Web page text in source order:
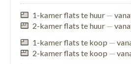
1-kamer flats te huur —
2-kamer flats te huur —
1-kamer flats te koop —
2-kamer flats te koop —